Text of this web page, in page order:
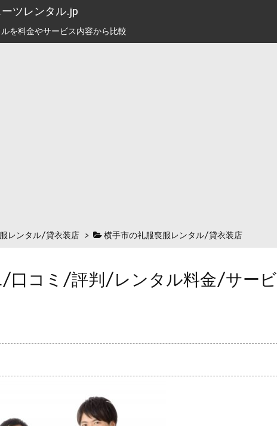
ツレンタル.jp
を料金やサービス内容から比較
レンタル/貸衣装店 > 横手市の礼服喪服レンタル/貸衣装店
口コミ/評判/レンタル料金/サービ